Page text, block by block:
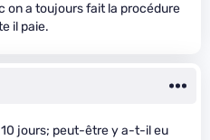
on a toujours fait la procédure
il paie.
10 jours; peut-être y a-t-il eu